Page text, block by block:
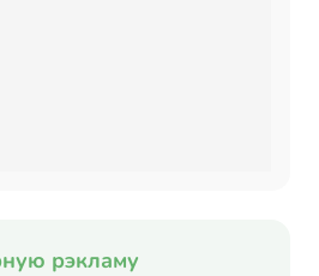
рэкламу